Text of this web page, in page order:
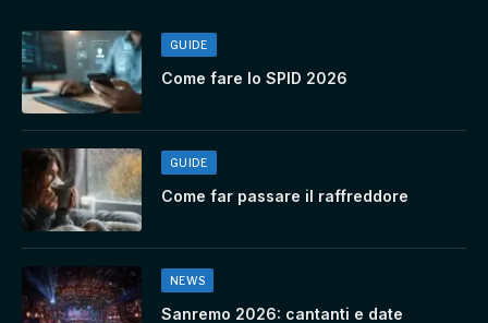
GUIDE
Come fare lo SPID 2026
GUIDE
Come far passare il raffreddore
NEWS
Sanremo 2026: cantanti e date